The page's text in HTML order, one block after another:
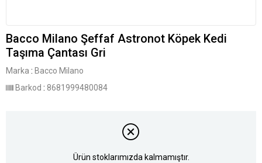
Bacco Milano Şeffaf Astronot Köpek Kedi
Taşıma Çantası Gri
Marka : Bacco Milano
Barkod : 8681999480084
Ürün stoklarımızda kalmamıştır.